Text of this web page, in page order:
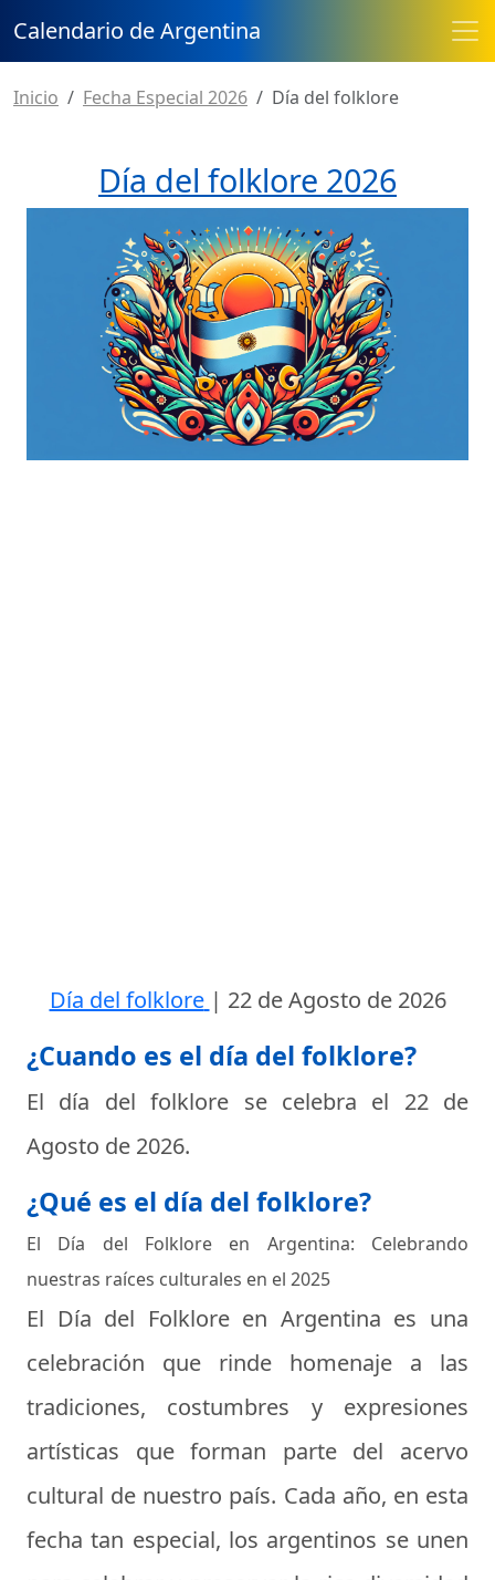
Calendario de Argentina
Inicio Fecha Especial 2026 Día del folklore
Día del folklore 2026
Día del folklore | 22 de Agosto de 2026
¿Cuando es el día del folklore?
El día del folklore se celebra el 22 de
Agosto de 2026.
¿Qué es el día del folklore?
El Día del Folklore en Argentina: Celebrando
nuestras raíces culturales en el 2025
El Día del Folklore en Argentina es una
celebración que rinde homenaje a las
tradiciones, costumbres y expresiones
artísticas que forman parte del acervo
cultural de nuestro país. Cada año, en esta
fecha tan especial, los argentinos se unen